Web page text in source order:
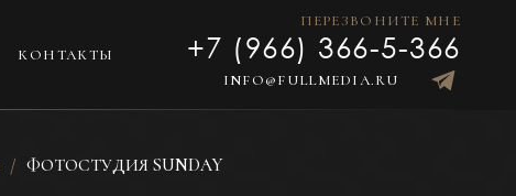
КОНТАКТЫ
ПЕРЕЗВОНИТЕ МНЕ
+7 (966) 366-5-366
INFO@FULLMEDIA.RU
ФОТОСТУДИЯ SUNDAY